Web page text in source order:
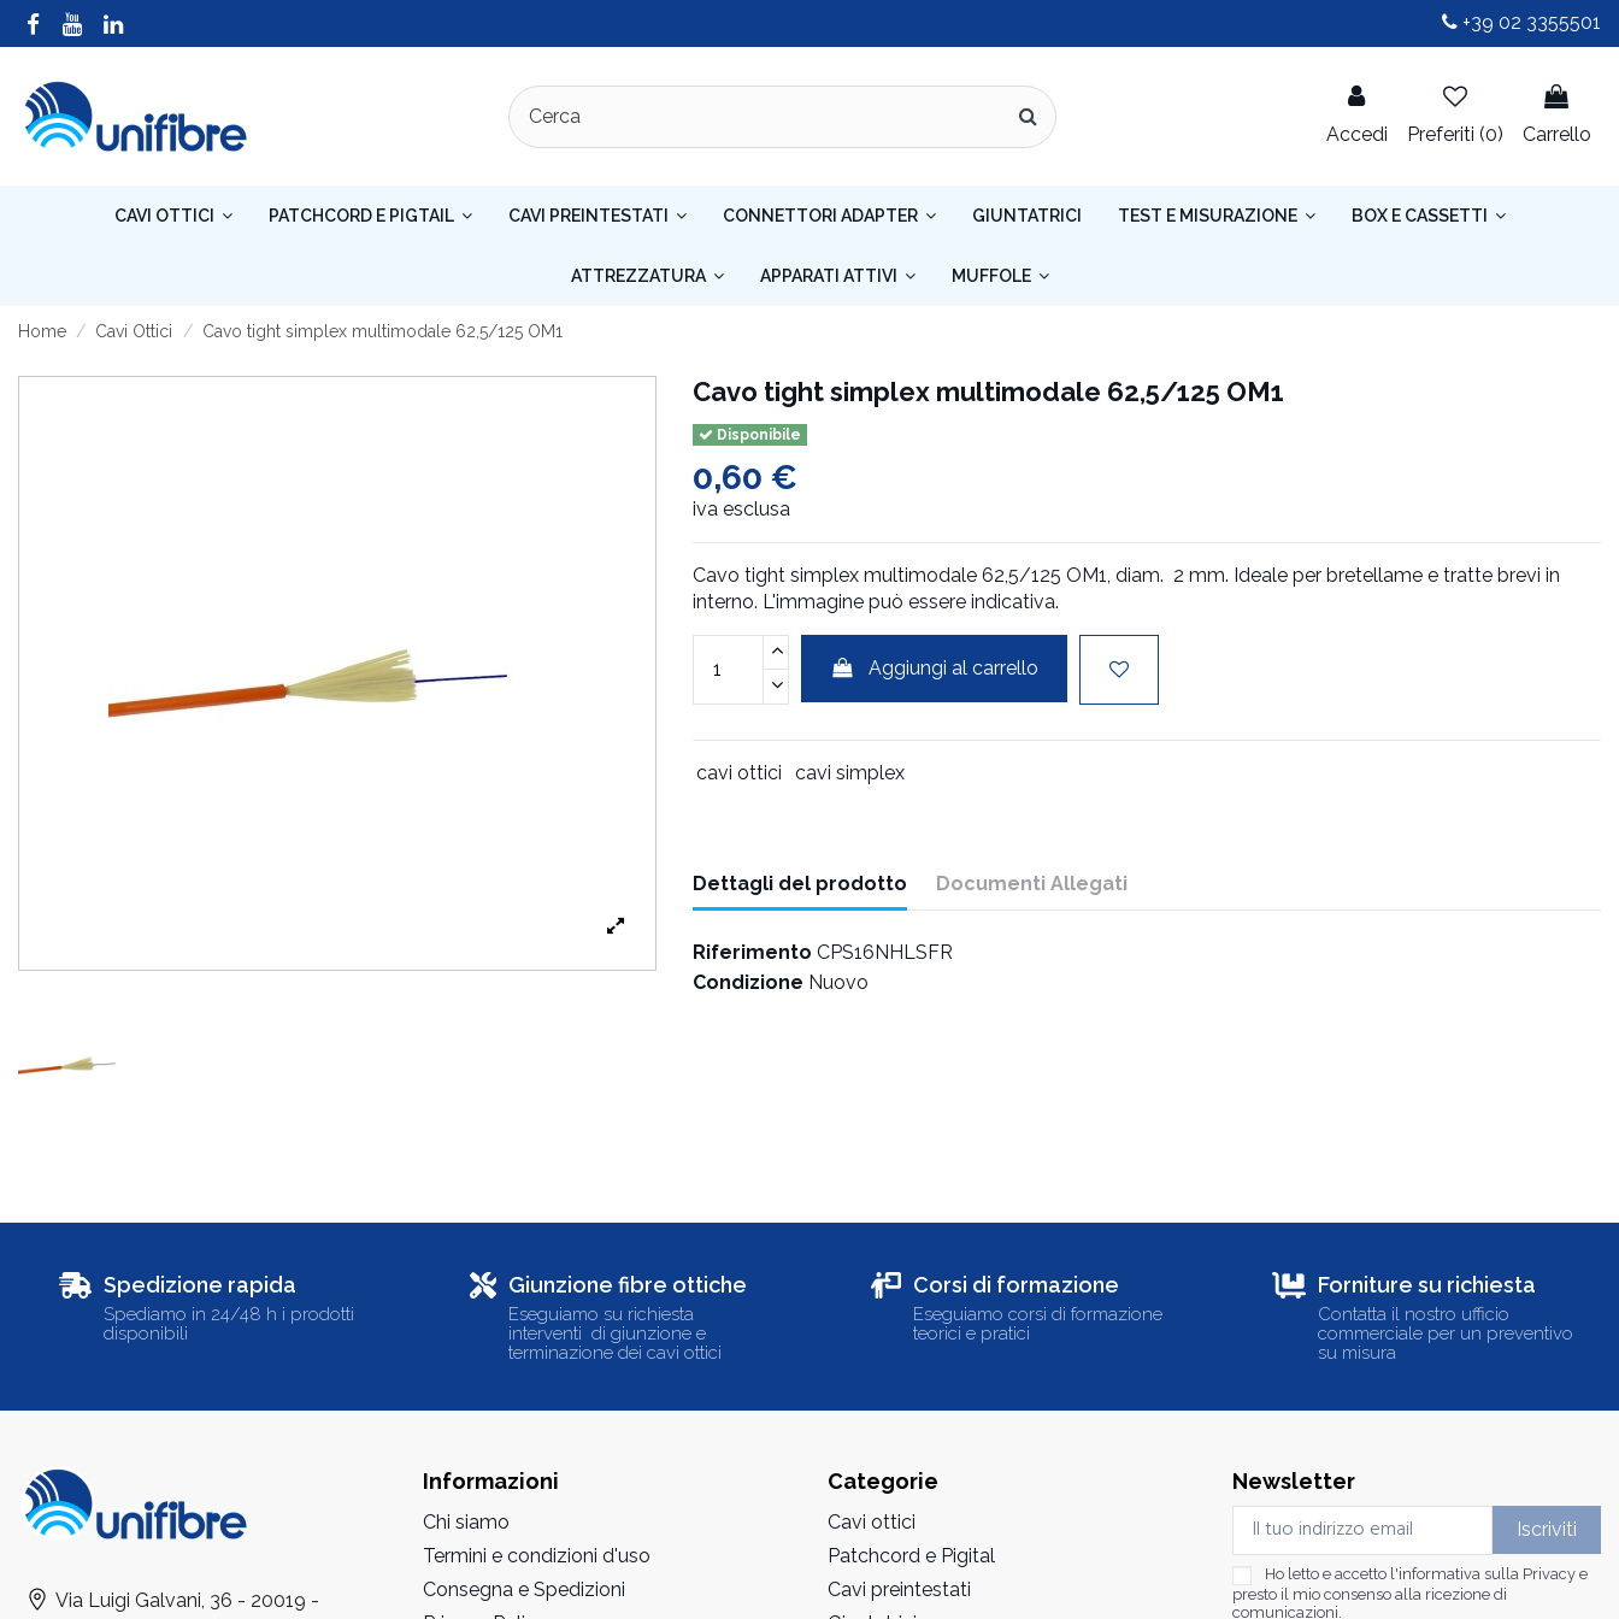
+39 02 3355501
Accedi Preferiti (0) Carrello
CAVI OTTICI PATCHCORD E PIGTAIL CAVI PREINTESTATI CONNETTORI ADAPTER GIUNTATRICI TEST E MISURAZIONE BOX E CASSETTI
ATTREZZATURA APPARATI ATTIVI MUFFOLE
Home Cavi Ottici Cavo tight simplex multimodale 62,5/125 OM1
Cavo tight simplex multimodale 62,5/125 OM1
Disponibile
0,60 €
iva esclusa
Cavo tight simplex multimodale 62,5/125 OM1, diam. 2 mm. Ideale per bretellame e tratte brevi in
interno. L'immagine può essere indicativa.
Aggiungi al carrello
cavi ottici cavi simplex
Dettagli del prodotto Documenti Allegati
Riferimento CPS16NHLSFR
Condizione Nuovo
Spedizione rapida
Spediamo in 24/48 h i prodotti
disponibili
Giunzione fibre ottiche
Eseguiamo su richiesta
interventi di giunzione e
terminazione dei cavi ottici
Corsi di formazione
Eseguiamo corsi di formazione
teorici e pratici
Forniture su richiesta
Contatta il nostro ufficio
commerciale per un preventivo
su misura
Via Luigi Galvani, 36 - 20019 -
Informazioni
Chi siamo
Termini e condizioni d'uso
Consegna e Spedizioni
Categorie
Cavi ottici
Patchcord e Pigital
Cavi preintestati
Newsletter
Ho letto e accetto l'informativa sulla Privacy e
presto il mio consenso alla ricezione di
comunicazioni.